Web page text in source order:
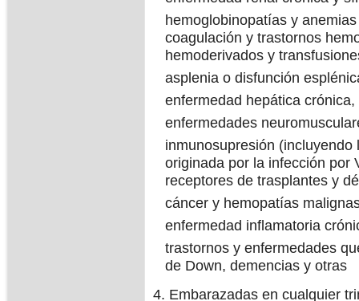
hemoglobinopatías y
coagulación y trastornos
hemoderivados y
asplenia o disfunción
enfermedad hepática
enfermedades
inmunosupresión
originada por la infección por
receptores de trasplantes y
cáncer y hemopatías
enfermedad inflamatoria
trastornos y enfermedades
de Down, demencias y otras
4. Embarazadas en cualquier